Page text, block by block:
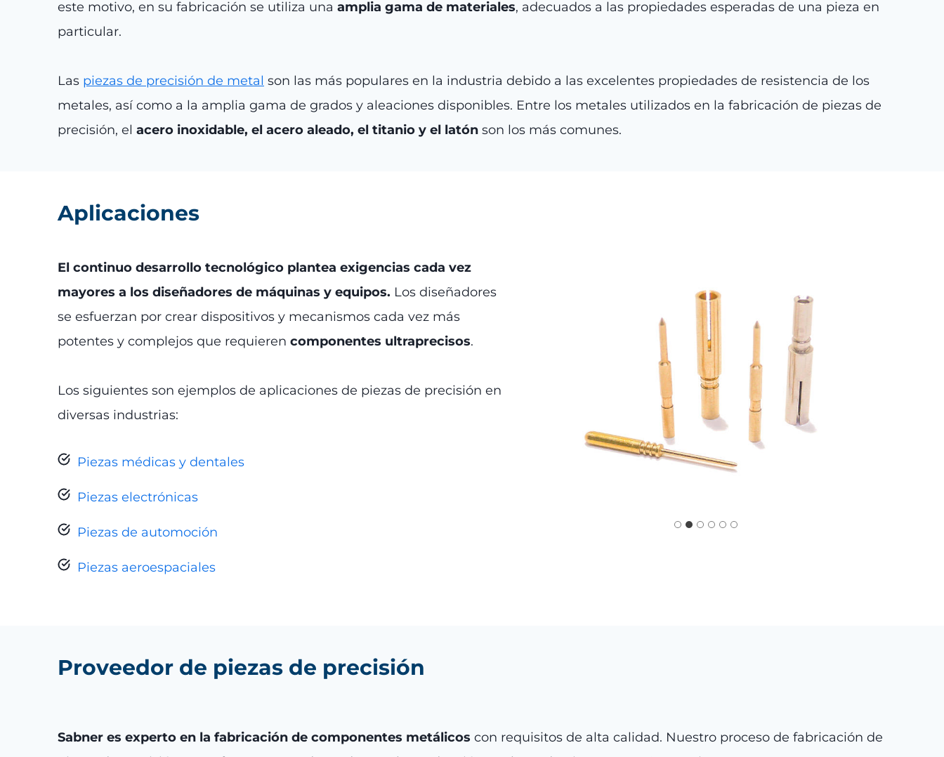
este motivo, en su fabricación se utiliza una amplia gama de materiales, adecuados a las propiedades esperadas de una pieza en
particular.
Las piezas de precisión de metal son las más populares en la industria debido a las excelentes propiedades de resistencia de los
metales, así como a la amplia gama de grados y aleaciones disponibles. Entre los metales utilizados en la fabricación de piezas de
precisión, el acero inoxidable, el acero aleado, el titanio y el latón son los más comunes.
Aplicaciones
El continuo desarrollo tecnológico plantea exigencias cada vez
mayores a los diseñadores de máquinas y equipos. Los diseñadores
se esfuerzan por crear dispositivos y mecanismos cada vez más
potentes y complejos que requieren componentes ultraprecisos.
Los siguientes son ejemplos de aplicaciones de piezas de precisión en
diversas industrias:
Piezas médicas y dentales
Piezas electrónicas
Piezas de automoción
Piezas aeroespaciales
Proveedor de piezas de precisión
Sabner es experto en la fabricación de componentes metálicos con requisitos de alta calidad. Nuestro proceso de fabricación de